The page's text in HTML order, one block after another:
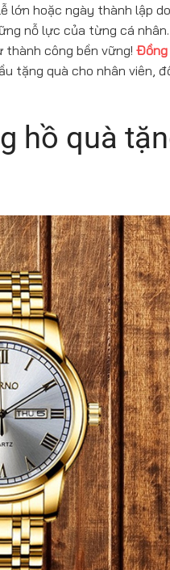
lớn hoặc ngày thành lập
nỗ lực của từng cá nhân.
công bền vững! Đồng
tặng quà cho nhân viên,
hồ quà